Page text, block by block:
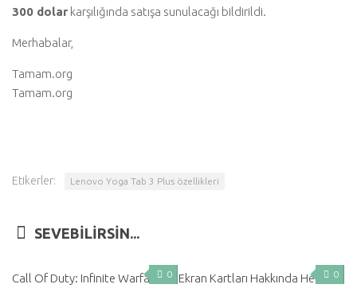
300 dolar karşılığında satışa sunulacağı bildirildi.
Merhabalar,
Tamam.org
Tamam.org
Etikerler: Lenovo Yoga Tab 3 Plus özellikleri
SEVEBILIRSIN...
0
Call Of Duty: Infinite Warfare
0
Ekran Kartları Hakkında Her